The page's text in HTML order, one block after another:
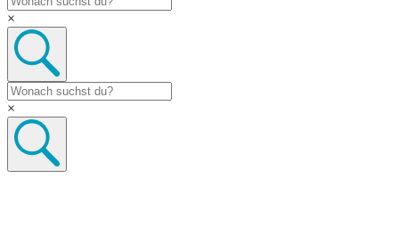
×
×